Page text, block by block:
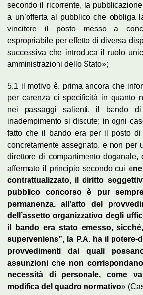
secondo il ricorrente, la
a un’offerta al pubblico che obbliga
vincitore il posto messo a
espropriabile per effetto di diversa
successiva che introduca il ruolo
amministrazioni dello Stato»;
5.1 il motivo è, prima ancora che
per carenza di specificità in quanto
nei passaggi salienti, il bando
inadempimento si discute; in ogni
fatto che il bando era per il posto di
concretamente assegnato, e non per
direttore di compartimento doganale,
affermato il principio secondo cui «
contrattualizzato, il diritto
pubblico concorso è pur
permanenza, all’atto del
dell’assetto organizzativo degli
il bando era stato emesso,
superveniens”, la P.A. ha il potere-
provvedimenti dai quali
assunzioni che non
necessità di personale, come
modifica del quadro normativo»